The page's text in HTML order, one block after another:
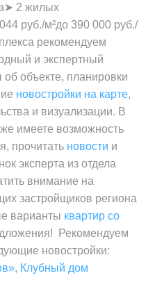
от 423 700 ₽
от 253 900 ₽
от 329 600 ₽
от 248 100 ₽
от 320 700 ₽
2 жилых
руб./м²до 390 000 руб./
рекомендуем
и экспертный
объекте, планировки
новостройки на карте,
и визуализации. В
имеете возможность
прочитать новости и
эксперта из отдела
внимание на
застройщиков региона
варианты квартир со
Рекомендуем
новостройки:
, Клубный дом